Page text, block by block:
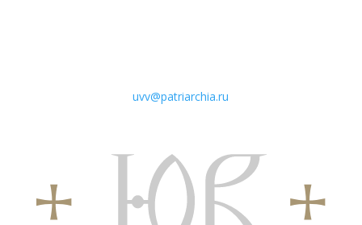
uvv@patriarchia.ru